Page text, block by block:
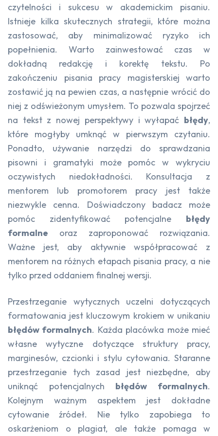
czytelności i sukcesu w akademickim pisaniu.
Istnieje kilka skutecznych strategii, które można
zastosować, aby minimalizować ryzyko ich
popełnienia. Warto zainwestować czas w
dokładną redakcję i korektę tekstu. Po
zakończeniu pisania pracy magisterskiej warto
zostawić ją na pewien czas, a następnie wrócić do
niej z odświeżonym umysłem. To pozwala spojrzeć
na tekst z nowej perspektywy i wyłapać błędy,
które mogłyby umknąć w pierwszym czytaniu.
Ponadto, używanie narzędzi do sprawdzania
pisowni i gramatyki może pomóc w wykryciu
oczywistych niedokładności. Konsultacja z
mentorem lub promotorem pracy jest także
niezwykle cenna. Doświadczony badacz może
pomóc zidentyfikować potencjalne błędy
formalne oraz zaproponować rozwiązania.
Ważne jest, aby aktywnie współpracować z
mentorem na różnych etapach pisania pracy, a nie
tylko przed oddaniem finalnej wersji.
Przestrzeganie wytycznych uczelni dotyczących
formatowania jest kluczowym krokiem w unikaniu
błędów formalnych. Każda placówka może mieć
własne wytyczne dotyczące struktury pracy,
marginesów, czcionki i stylu cytowania. Staranne
przestrzeganie tych zasad jest niezbędne, aby
uniknąć potencjalnych błędów formalnych.
Kolejnym ważnym aspektem jest dokładne
cytowanie źródeł. Nie tylko zapobiega to
oskarżeniom o plagiat, ale także pomaga w